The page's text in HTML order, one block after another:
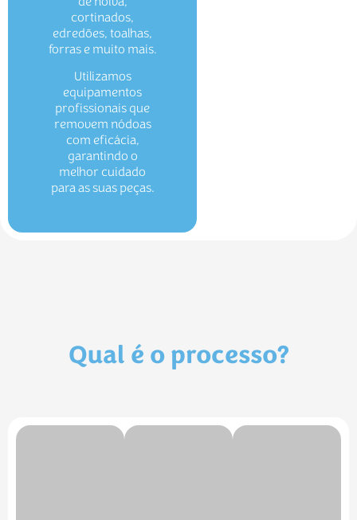
cortinados,
edredões, toalhas,
forras e muito mais.
Utilizamos
equipamentos
profissionais que
removem nódoas
com eficácia,
garantindo o
melhor cuidado
para as suas peças.
Qual é o processo?